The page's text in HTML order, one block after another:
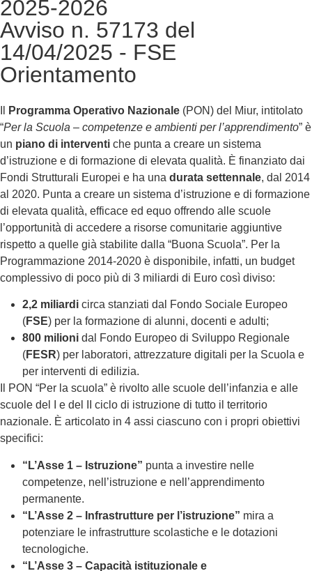
2025-2026
Avviso n. 57173 del
14/04/2025 - FSE
Orientamento
Programma Operativo Nazionale (PON) del Miur, intitolato
“Per la Scuola – competenze e ambienti per l’apprendimento” è
un piano di interventi che punta a creare un sistema
d’istruzione e di formazione di elevata qualità. È finanziato dai
Fondi Strutturali Europei e ha una durata settennale, dal 2014
al 2020. Punta a creare un sistema d’istruzione e di formazione
di elevata qualità, efficace ed equo offrendo alle scuole
l’opportunità di accedere a risorse comunitarie aggiuntive
rispetto a quelle già stabilite dalla “Buona Scuola”. Per la
Programmazione 2014-2020 è disponibile, infatti, un budget
complessivo di poco più di 3 miliardi di Euro così diviso:
2,2 miliardi circa stanziati dal Fondo Sociale Europeo
(FSE) per la formazione di alunni, docenti e adulti;
800 milioni dal Fondo Europeo di Sviluppo Regionale
(FESR) per laboratori, attrezzature digitali per la Scuola e
per interventi di edilizia.
Il PON “Per la scuola” è rivolto alle scuole dell’infanzia e alle
scuole del I e del II ciclo di istruzione di tutto il territorio
nazionale. È articolato in 4 assi ciascuno con i propri obiettivi
specifici:
“L’Asse 1 – Istruzione” punta a investire nelle
competenze, nell’istruzione e nell’apprendimento
permanente.
“L’Asse 2 – Infrastrutture per l’istruzione” mira a
potenziare le infrastrutture scolastiche e le dotazioni
tecnologiche.
“L’Asse 3 – Capacità istituzionale e